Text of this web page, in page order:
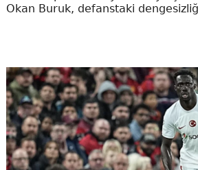
Okan Buruk, defanstaki